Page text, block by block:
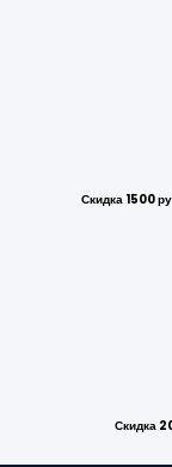
Скидка 1500
Скидка